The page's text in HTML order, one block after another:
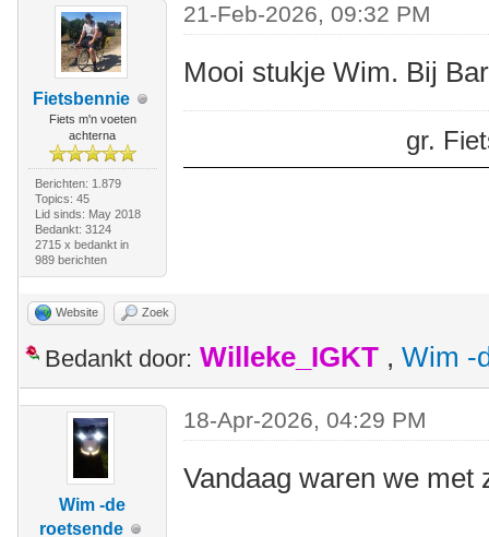
Fietsbennie
Fiets m'n voeten
achterna
Berichten: 1.879
Topics: 45
Lid sinds: May 2018
Bedankt: 3124
2715 x bedankt in
989 berichten
21-Feb-2026, 09:32 PM
Mooi stukje Wim. Bij
gr.
Website Zoek
Bedankt door: Willeke_IGKT , Wim -
Wim -de
roetsende
18-Apr-2026, 04:29 PM
Vandaag waren we met